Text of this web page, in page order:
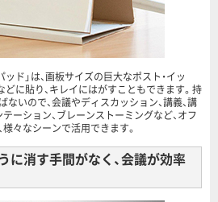
ド」は、画板サイズの巨大なポスト・イッ
どに貼り、キレイにはがすこともできます。持
いので、会議やディスカッション、講義、講
テーション、ブレーンストーミングなど、オフ
々なシーンで活用できます。
に消す手間がなく、会議が効率